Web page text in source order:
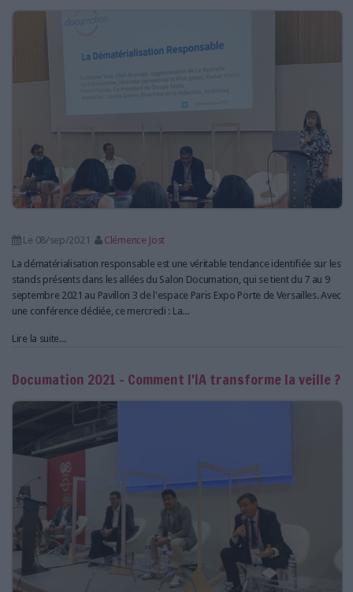
Le 08/sep/2021
Clémence Jost
La dématérialisation responsable est une véritable tendance identifiée sur les
stands présents dans les allées du Salon Documation, qui se tient du 7 au 9
septembre 2021 au Pavillon 3 de l'espace Paris Expo Porte de Versailles. Avec
une conférence dédiée, ce mercredi : La...
Lire la suite...
Documation 2021 - Comment l'IA transforme la veille ?